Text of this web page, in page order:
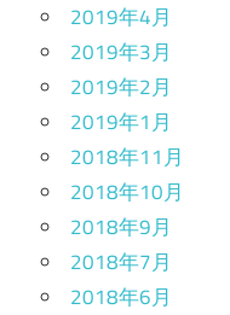
2019年4月
2019年3月
2019年2月
2019年1月
2018年11月
2018年10月
2018年9月
2018年7月
2018年6月